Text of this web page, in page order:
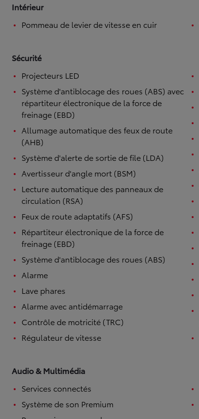
TOYOTA C-HR
HYBRIDE OU HYBRIDE RECHARGEABLE
Intérieur
Pommeau de levier de vitesse en cuir
Sécurité
Projecteurs LED
Système d'antiblocage des roues (ABS) avec
répartiteur électronique de la force de
freinage (EBD)
Allumage automatique des feux de route
(AHB)
Système d'alerte de sortie de file (LDA)
Avertisseur d'angle mort (BSM)
Lecture automatique des panneaux de
circulation (RSA)
Feux de route adaptatifs (AFS)
Répartiteur électronique de la force de
freinage (EBD)
Système d'antiblocage des roues (ABS)
Alarme
Lave phares
Alarme avec antidémarrage
Contrôle de motricité (TRC)
Régulateur de vitesse
Audio & Multimédia
Services connectés
Système de son Premium